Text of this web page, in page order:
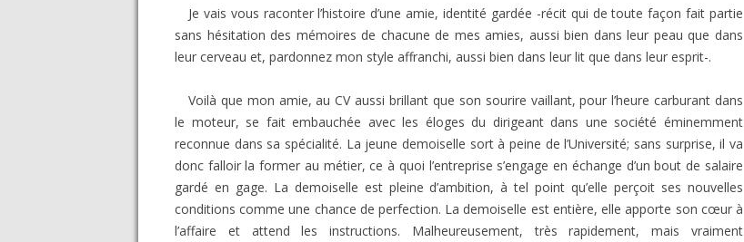
Je vais vous raconter l’histoire d’une amie, identité gardée -récit qui de toute façon fait partie
sans hésitation des mémoires de chacune de mes amies, aussi bien dans leur peau que dans
leur cerveau et, pardonnez mon style affranchi, aussi bien dans leur lit que dans leur esprit-.
Voilà que mon amie, au CV aussi brillant que son sourire vaillant, pour l’heure carburant dans
le moteur, se fait embauchée avec les éloges du dirigeant dans une société éminemment
reconnue dans sa spécialité. La jeune demoiselle sort à peine de l’Université; sans surprise, il va
donc falloir la former au métier, ce à quoi l’entreprise s’engage en échange d’un bout de salaire
gardé en gage. La demoiselle est pleine d’ambition, à tel point qu’elle perçoit ses nouvelles
conditions comme une chance de perfection. La demoiselle est entière, elle apporte son cœur à
l’affaire et attend les instructions. Malheureusement, très rapidement, mais vraiment